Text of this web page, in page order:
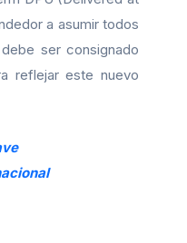
a asumir todos
ser consignado
reflejar este nuevo